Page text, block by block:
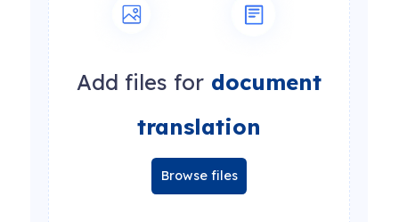
Add files for document
translation
Browse files